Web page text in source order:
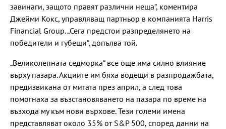
завинаги, защото правят различни неща“, коментира
Джейми Кокс, управляващ партньор в компанията Harris
Financial Group. „Сега предстои разпределянето на
победители и губещи“, допълва той.
„Великолепната седморка“ все още има силно влияние
върху пазара. Акциите им бяха водещи в разпродажбата,
предизвикана от митата през април, а след това
помогнаха за възстановяването на пазара по време на
възхода му към нови върхове. Тези големи имена
представляват около 35% от S&P 500, според данни на